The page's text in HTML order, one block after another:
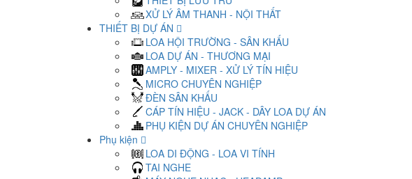
XỬ LÝ ÂM THANH - NỘI THẤT
THIẾT BỊ DỰ ÁN
LOA HỘI TRƯỜNG - SÂN KHẤU
LOA DỰ ÁN - THƯƠNG MẠI
AMPLY - MIXER - XỬ LÝ TÍN HIỆU
MICRO CHUYÊN NGHIỆP
ĐÈN SÂN KHẤU
CÁP TÍN HIỆU - JACK - DÂY LOA DỰ ÁN
PHỤ KIỆN DỰ ÁN CHUYÊN NGHIỆP
Phụ kiện
LOA DI ĐỘNG - LOA VI TÍNH
TAI NGHE